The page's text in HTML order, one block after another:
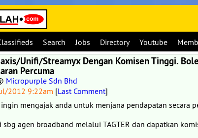
Search Jobs Directory Youtube
Unifi/Streamyx Dengan Komisen Tinggi.
Percuma
Micropurple Sdn Bhd
2012 9:22am [Last Comment]
ingin mengajak anda untuk menjana pendapatan secara
sbg agen broadband melalui TAGTER dan dapatkan